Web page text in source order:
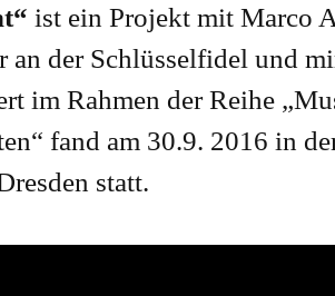
ist ein Projekt mit Marco
an der Schlüsselfidel und
im Rahmen der Reihe
fand am 30.9. 2016 in
statt.